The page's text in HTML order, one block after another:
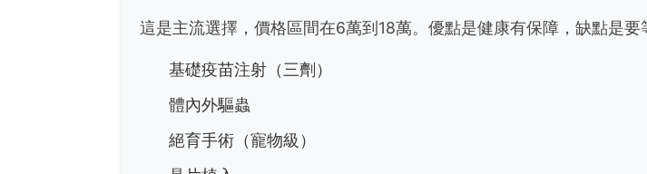
這是主流選擇，價格區間在6萬到18萬。優點是健康有保障，缺點是
基礎疫苗注射（三劑）
體內外驅蟲
絕育手術（寵物級）